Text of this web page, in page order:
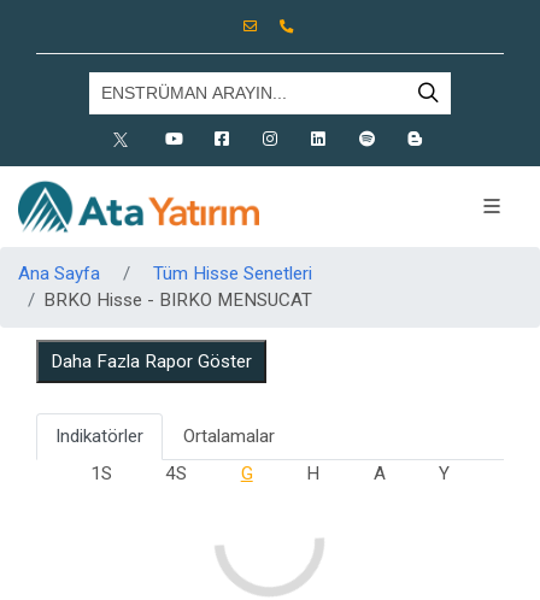
X Youtube FacebookInstagramLinkedinSpotify
Ana Sayfa
Tüm Hisse Senetleri
BRKO Hisse - BIRKO MENSUCAT
Daha Fazla Rapor Göster
Indikatörler
Ortalamalar
1S
4S G H A Y